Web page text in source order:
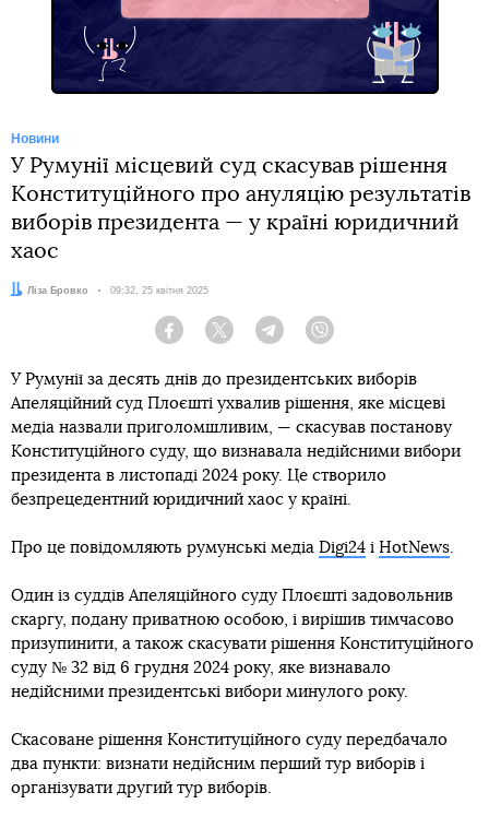
Новини
У Румунії місцевий суд скасував рішення
Конституційного про ануляцію результатів
виборів президента — у країні юридичний
хаос
Автор:
Ліза Бровко Дата:
09:32, 25 квітня 2025
Facebook Twitter Telegram
У Румунії за десять днів до президентських виборів
Апеляційний суд Плоєшті ухвалив рішення, яке місцеві
медіа назвали приголомшливим, — скасував постанову
Конституційного суду, що визнавала недійсними вибори
президента в листопаді 2024 року. Це створило
безпрецедентний юридичний хаос у країні.
Про це повідомляють румунські медіа Digi24 і HotNews.
Один із суддів Апеляційного суду Плоєшті задовольнив
скаргу, подану приватною особою, і вирішив тимчасово
призупинити, а також скасувати рішення Конституційного
суду № 32 від 6 грудня 2024 року, яке визнавало
недійсними президентські вибори минулого року.
Скасоване рішення Конституційного суду передбачало
два пункти: визнати недійсним перший тур виборів і
організувати другий тур виборів.